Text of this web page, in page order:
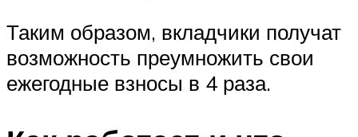
Таким образом, вкладчики получат
возможность преумножить свои
ежегодные взносы в 4 раза.